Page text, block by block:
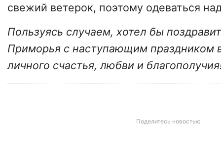
свежий ветерок, поэтому одеваться
Пользуясь случаем, хотел бы
Приморья с наступающим праздником
личного счастья, любви и
Поделитесь новостью